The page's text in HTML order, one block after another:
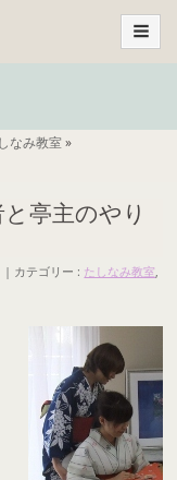
なみ教室»
亭主のやり
カテゴリー : たしなみ教室,